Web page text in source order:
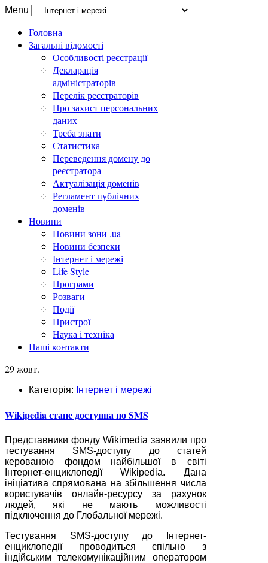
Menu
Головна
Загальні відомості
Особливості реєстрації
Декларація
адміністраторів
Перелік реєстраторів
Про захист персональних
даних
Треба знати
Статистика
Переведення домену до
реєстратора
Актуалізація доменів
Регламент публічних
доменів
Новини
Новини зони .ua
Новини безпеки
Інтернет і мережі
Life Style
Програми
Розваги
Події
Пристрої
Наука і техніка
Наші контакти
29 жовт.
Категорія: Інтернет і мережі
Wikipedia стане доступна по SMS
Представники фонду Wikimedia заявили про
тестування SMS-доступу до статей
керованою фондом найбільшої в світі
Інтернет-енциклопедії Wikipedia. Дана
ініціатива спрямована на збільшення числа
користувачів онлайн-ресурсу за рахунок
людей, які не мають можливості
підключення до Глобальної мережі.
Тестування SMS-доступу до Інтернет-
енциклопедії проводиться спільно з
індійським телекомунікаційним оператором